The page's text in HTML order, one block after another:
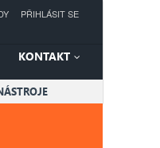
PŘIHLÁSIT SE
KONTAKT